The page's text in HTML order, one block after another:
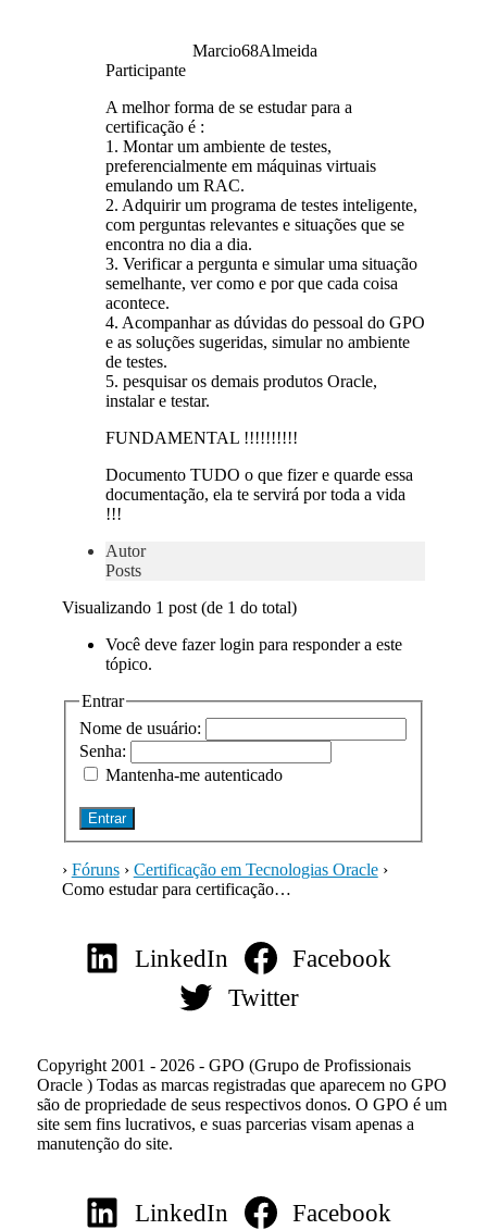
Marcio68Almeida
Participante
A melhor forma de se estudar para a
certificação é :
1. Montar um ambiente de testes,
preferencialmente em máquinas virtuais
emulando um RAC.
2. Adquirir um programa de testes inteligente,
com perguntas relevantes e situações que se
encontra no dia a dia.
3. Verificar a pergunta e simular uma situação
semelhante, ver como e por que cada coisa
acontece.
4. Acompanhar as dúvidas do pessoal do GPO
e as soluções sugeridas, simular no ambiente
de testes.
5. pesquisar os demais produtos Oracle,
instalar e testar.
FUNDAMENTAL !!!!!!!!!!
Documento TUDO o que fizer e quarde essa
documentação, ela te servirá por toda a vida
!!!
Autor
Posts
Visualizando 1 post (de 1 do total)
Você deve fazer login para responder a este
tópico.
Entrar
Nome de usuário:
Senha:
Mantenha-me autenticado
Entrar
› Fóruns › Certificação em Tecnologias Oracle ›
Como estudar para certificação…
LinkedIn
Facebook
Twitter
Copyright 2001 - 2026 - GPO (Grupo de Profissionais
Oracle ) Todas as marcas registradas que aparecem no GPO
são de propriedade de seus respectivos donos. O GPO é um
site sem fins lucrativos, e suas parcerias visam apenas a
manutenção do site.
LinkedIn Facebook